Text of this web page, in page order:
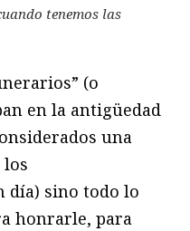
tenemos las
(o
en la antigüedad
una
los
día) sino todo lo
honrarle, para